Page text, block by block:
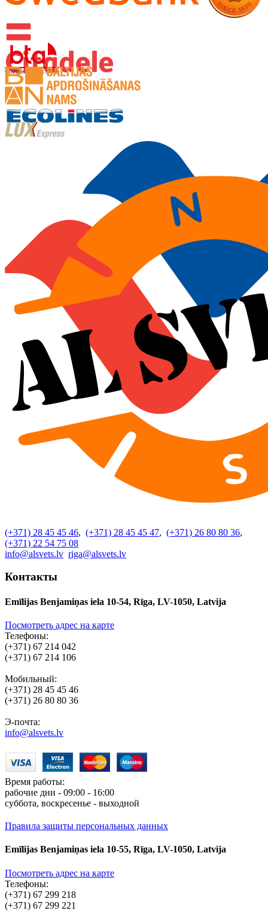
(+371) 28 45 45 46, (+371) 28 45 45 47, (+371) 26 80 80 36,
(+371) 22 54 75 08
info@alsvets.lv riga@alsvets.lv
Контакты
Emīlijas Benjamiņas iela 10-54, Rīga, LV-1050, Latvija
Посмотреть адрес на карте
Телефоны:
(+371) 67 214 042
(+371) 67 214 106
Мобильный:
(+371) 28 45 45 46
(+371) 26 80 80 36
Э-почта:
info@alsvets.lv
Время работы:
рабочие дни - 09:00 - 16:00
суббота, воскресенье - выходной
Правила защиты персональных данных
Emīlijas Benjamiņas iela 10-55, Rīga, LV-1050, Latvija
Посмотреть адрес на карте
Телефоны:
(+371) 67 299 218
(+371) 67 299 221